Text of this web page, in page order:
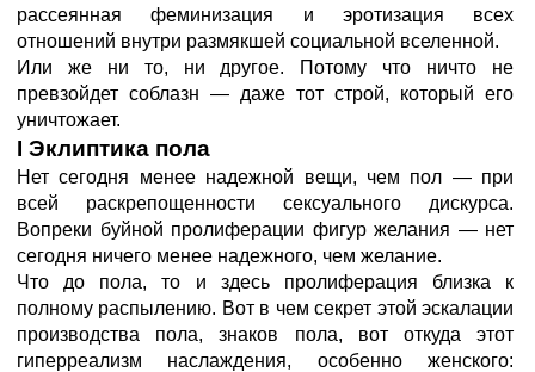
рассеянная феминизация и эротизация всех
отношений внутри размякшей социальной вселенной.
Или же ни то, ни другое. Потому что ничто не
превзойдет соблазн — даже тот строй, который его
уничтожает.
I Эклиптика пола
Нет сегодня менее надежной вещи, чем пол — при
всей раскрепощенности сексуального дискурса.
Вопреки буйной пролиферации фигур желания — нет
сегодня ничего менее надежного, чем желание.
Что до пола, то и здесь пролиферация близка к
полному распылению. Вот в чем секрет этой эскалации
производства пола, знаков пола, вот откуда этот
гиперреализм наслаждения, особенно женского: